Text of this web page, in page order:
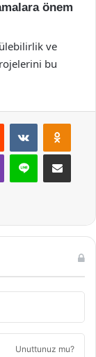
önem
ve
bu
Reddit VKontakte
Viber Line E-Posta ile
Unuttunuz mu?